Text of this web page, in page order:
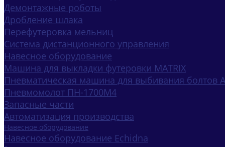
Демонтажные роботы
Дробление шлака
Перефутеровка мельниц
Система дистанционного управления
Навесное оборудование
Машина для выкладки футеровки MATRIX
Пневматическая машина для выбивания болтов
Пневмомолот ПН-1700М4
Запасные части
Автоматизация производства
Навесное оборудование
Навесное оборудование Echidna